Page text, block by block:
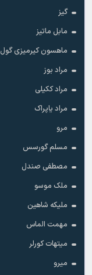
گیز
مابل ماتیز
ماهسون کیرمیزی گول
مراد بوز
مراد ککیلی
مراد یاپراک
مرو
مسلم گورسس
مصطفی صندل
ملک موسو
ملیکه شاهین
مهمت الماس
میتهات کورلر
میرو